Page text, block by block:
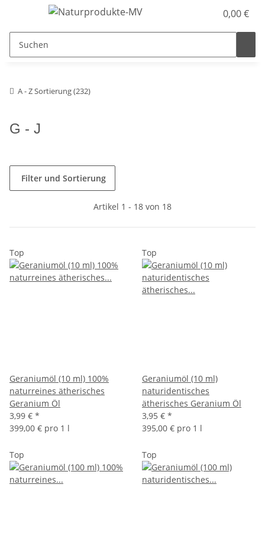
0,00 €
A - Z Sortierung (232)
G - J
Filter und Sortierung
Artikel 1 - 18 von 18
Top
Geraniumöl (10 ml) 100%
naturreines ätherisches
Geranium Öl
3,99 € *
399,00 € pro 1 l
Top
Geraniumöl (10 ml)
naturidentisches
ätherisches Geranium Öl
3,95 € *
395,00 € pro 1 l
Top Top